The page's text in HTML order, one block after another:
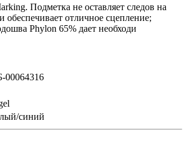
Подметка не оставляет следов на
обеспечивает отличное сцепление;
Phylon 65% дает необходи
00064316
синий